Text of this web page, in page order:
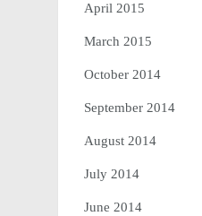
April 2015
March 2015
October 2014
September 2014
August 2014
July 2014
June 2014